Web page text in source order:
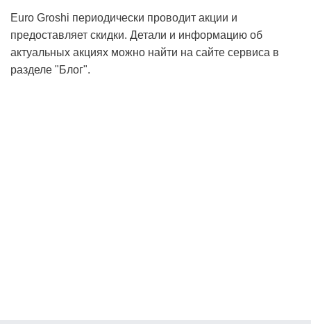
Euro Groshi периодически проводит акции и
предоставляет скидки. Детали и информацию об
актуальных акциях можно найти на сайте сервиса в
разделе "Блог".